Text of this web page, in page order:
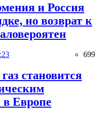
и Россия
но возврат к
699
становится
Европе